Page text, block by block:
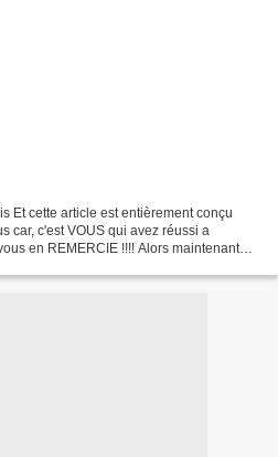
Et cette article est entièrement conçu
car, c'est VOUS qui avez réussi a
en REMERCIE !!!! Alors maintenant